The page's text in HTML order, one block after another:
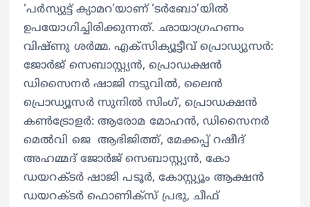
‘പർസ്യുട്ട് ക്യാമറ’യാണ് ‘ടർബോ’യിൽ
ഉപയോഗിച്ചിരിക്കുന്നത്. ഛായാഗ്രഹണം
വിഷ്‍ണു ശർമ്മ. എക്സിക്യൂട്ടീവ് പ്രൊഡ്യുസർ:
ജോർജ് സെബാസ്റ്റ്യൻ, പ്രൊഡക്ഷൻ
ഡിസൈനർ ഷാജി നടുവിൽ, ലൈൻ
പ്രൊഡ്യൂസർ സുനിൽ സിംഗ്, പ്രൊഡക്ഷൻ
കൺട്രോളർ: ആരോമ മോഹൻ, ഡിസൈനർ
മെൽവി ജെ ആഭിജിത്ത്, മേക്കപ്പ് റഷീദ്
അഹമ്മദ് ജോർജ് സെബാസ്റ്റ്യൻ, കോ
ഡയറക്ടർ ഷാജി പടൂർ, കോസ്റ്റ്യൂം ആക്ഷൻ
ഡയറക്ടർ ഫൊണിക്സ് പ്രഭു, ചീഫ്